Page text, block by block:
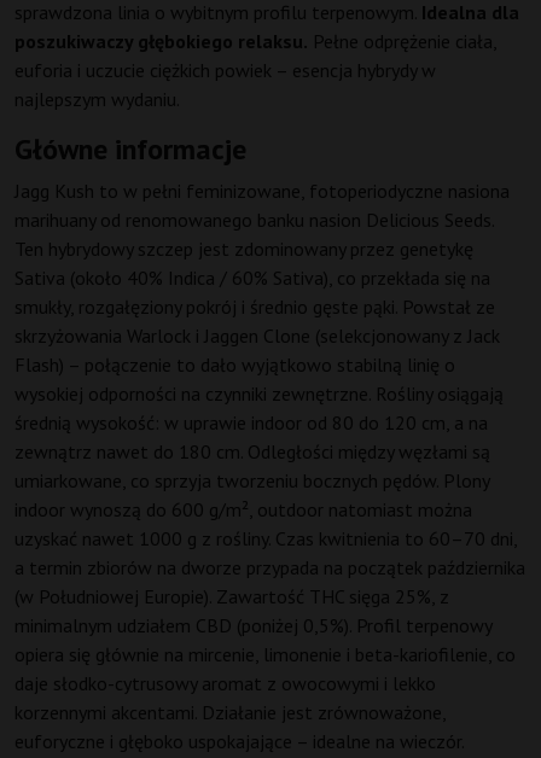
sprawdzona linia o wybitnym profilu terpenowym. Idealna dla
poszukiwaczy głębokiego relaksu. Pełne odprężenie ciała,
euforia i uczucie ciężkich powiek – esencja hybrydy w
najlepszym wydaniu.
Główne informacje
Jagg Kush to w pełni feminizowane, fotoperiodyczne nasiona
marihuany od renomowanego banku nasion Delicious Seeds.
Ten hybrydowy szczep jest zdominowany przez genetykę
Sativa (około 40% Indica / 60% Sativa), co przekłada się na
smukły, rozgałęziony pokrój i średnio gęste pąki. Powstał ze
skrzyżowania Warlock i Jaggen Clone (selekcjonowany z Jack
Flash) – połączenie to dało wyjątkowo stabilną linię o
wysokiej odporności na czynniki zewnętrzne. Rośliny osiągają
średnią wysokość: w uprawie indoor od 80 do 120 cm, a na
zewnątrz nawet do 180 cm. Odległości między węzłami są
umiarkowane, co sprzyja tworzeniu bocznych pędów. Plony
indoor wynoszą do 600 g/m², outdoor natomiast można
uzyskać nawet 1000 g z rośliny. Czas kwitnienia to 60–70 dni,
a termin zbiorów na dworze przypada na początek października
(w Południowej Europie). Zawartość THC sięga 25%, z
minimalnym udziałem CBD (poniżej 0,5%). Profil terpenowy
opiera się głównie na mircenie, limonenie i beta-kariofilenie, co
daje słodko-cytrusowy aromat z owocowymi i lekko
korzennymi akcentami. Działanie jest zrównoważone,
euforyczne i głęboko uspokajające – idealne na wieczór.